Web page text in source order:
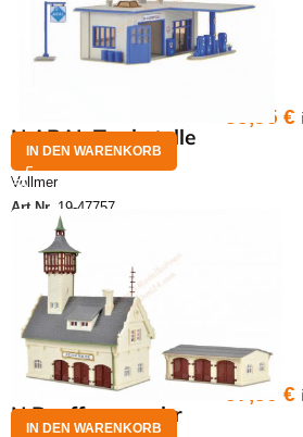
N ARAL Tankstelle
Vollmer
Art.Nr. 19-47757
33,95€
IN DEN WARENKORB
N Dorffeuerwehr
57,50€
IN DEN WARENKORB